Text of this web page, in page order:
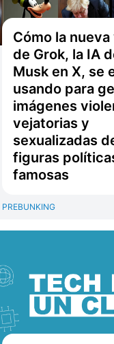
Cómo la
de Grok, la IA
Musk en X, se
usando para
imágenes
vejatorias y
sexualizadas
figuras
famosas
PREBUNKING